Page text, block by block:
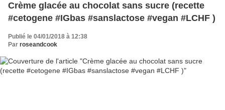
Crème glacée au chocolat sans sucre (recette
#cetogene #IGbas #sanslactose #vegan #LCHF )
Publié le 04/01/2018 à 12:38
Par roseandcook